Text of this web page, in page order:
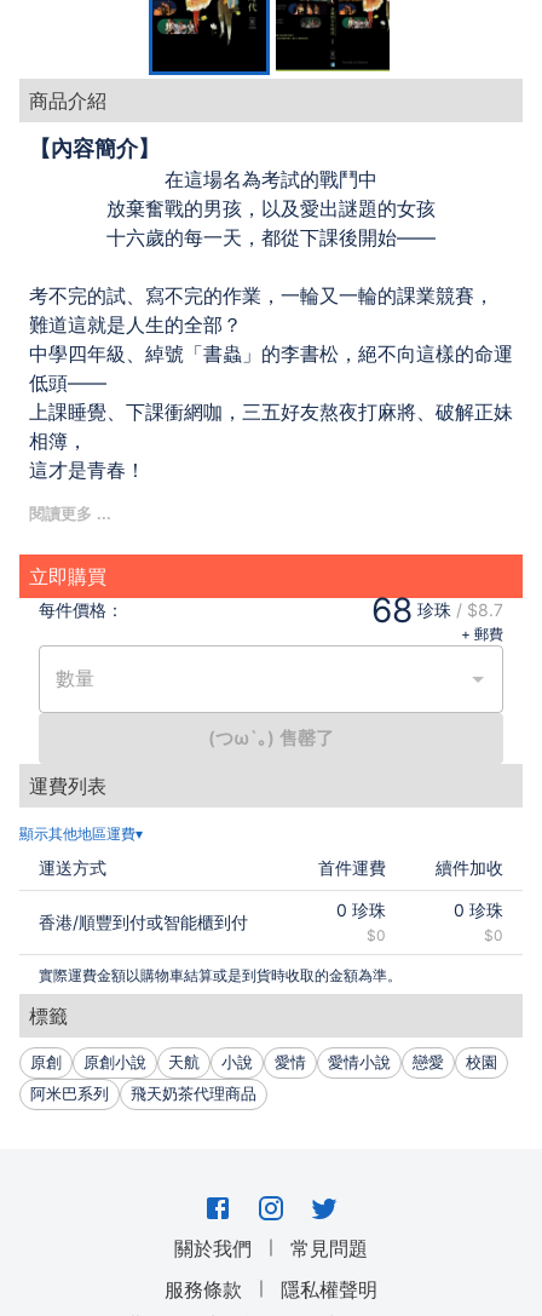
商品介紹
【內容簡介】
在這場名為考試的戰鬥中
放棄奮戰的男孩，以及愛出謎題的女孩
十六歲的每一天，都從下課後開始——
考不完的試、寫不完的作業，一輪又一輪的課業競賽，
難道這就是人生的全部？
中學四年級、綽號「書蟲」的李書松，絕不向這樣的命運
低頭——
上課睡覺、下課衝網咖，三五好友熬夜打麻將、破解正妹
相簿，
這才是青春！
書蟲名言：「會讀書的肯定不是正妹。」
但這次可錯得離譜，因為他在網路上認識的她，就是絕頂
聰明的大美女。
偏偏夜路走多會踢到鐵板，情敵竟是開外掛的資優生……
既然如此，就用實力來證明一切吧！
不只是死背課本上的知識，還要比拚勇氣、決心和意志
證明自己能夠戰勝人生的每一道關卡，打敗每一個擋路的
魔王……
悲情萬年重考生、流連補習街的寂寞少女、把獎狀當壁紙
的數字男……
擁有鮮明個性的夥伴，加上總是鼓勵、鞭策他，彷彿別有
目的的女孩，
一生只有一次、屬於青春的戰鬥，似乎有了更深一層的意
義……
【運送方式】
港澳地區默認使用「順豐到付」。
如使用順豐智能櫃到付或自取點到付，下單時請於「地
易網遞可送達的國家默認使用「易網遞」。有郵件追蹤功
能，送遞時間為7-14個工作天（送遞時間可能因疫情影
香港郵政易網遞 (e-Express)網頁
立即購買
每件價格： 68 珍珠 / $8.7
+ 郵費
數量
(つω`｡) 售罄了
運費列表
顯示其他地區運費▾
運送方式 首件運費 續件加收
香港/順豐到付或智能櫃到付
0 珍珠
$0
0 珍珠
$0
實際運費金額以購物車結算或是到貨時收取的金額為準。
標籤
原創 原創小說 天航 小說 愛情 愛情小說 戀愛
校園
阿米巴系列
飛天奶茶代理商品
關於我們 ｜
常見問題
服務條款
｜
隱私權聲明